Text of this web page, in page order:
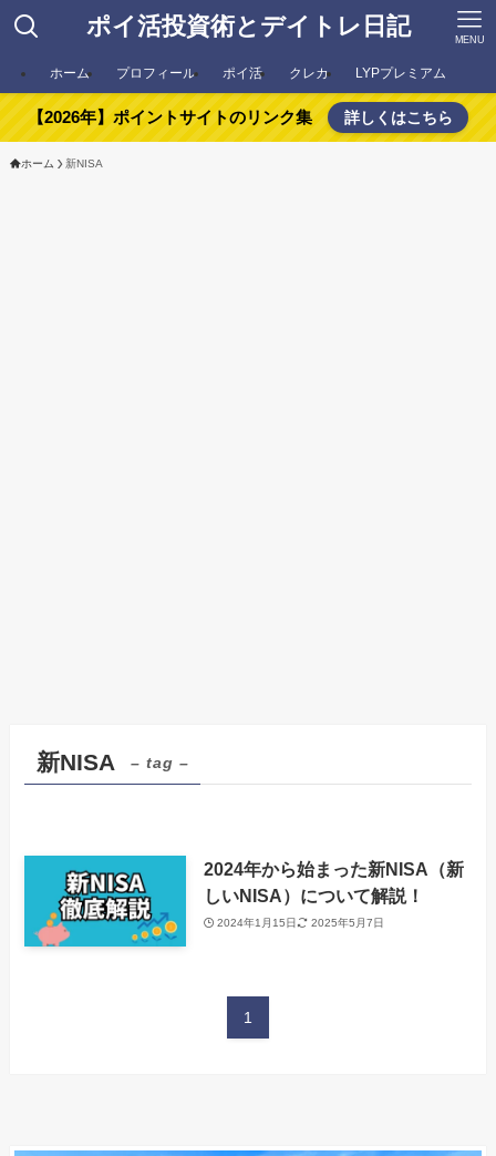
ポイ活投資術とデイトレ日記 MENU
ホーム プロフィール ポイ活 クレカ LYPプレミアム
【2026年】ポイントサイトのリンク集 詳しくはこちら
ホーム 新NISA
新NISA – tag –
2024年から始まった新NISA（新
しいNISA）について解説！
2024年1月15日 2025年5月7日
1